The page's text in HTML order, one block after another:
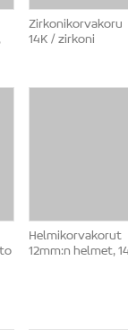
Zirkonikorvakoru
14K / zirkoni
Helmikorvakorut
12mm:n helmet,